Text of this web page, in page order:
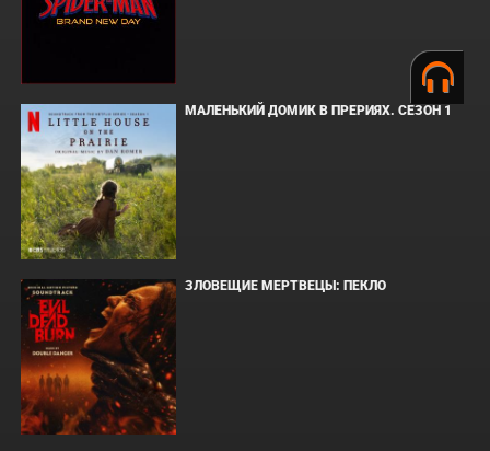
МАЛЕНЬКИЙ ДОМИК В ПРЕРИЯХ. СЕЗОН 1
ЗЛОВЕЩИЕ МЕРТВЕЦЫ: ПЕКЛО